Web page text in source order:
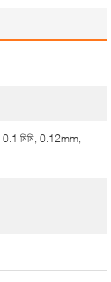
0.1 মিমি, 0.12mm,